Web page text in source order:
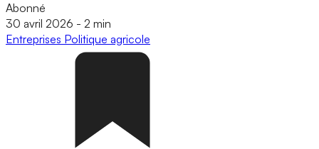
Abonné
30 avril 2026 - 2 min
Entreprises Politique agricole